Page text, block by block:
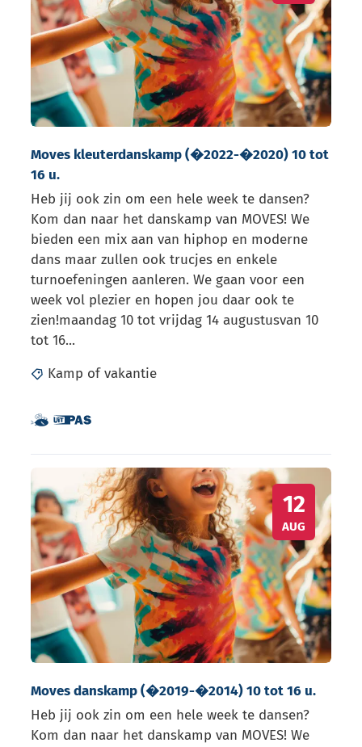
Moves kleuterdanskamp (�2022-�2020) 10 tot
16 u.
Heb jij ook zin om een hele week te dansen?
Kom dan naar het danskamp van MOVES! We
bieden een mix aan van hiphop en moderne
dans maar zullen ook trucjes en enkele
turnoefeningen aanleren. We gaan voor een
week vol plezier en hopen jou daar ook te
zien!maandag 10 tot vrijdag 14 augustusvan 10
tot 16...
Kamp of vakantie
Samen met kinderen eropuit!
WO
12
AUG
Moves danskamp (�2019-�2014) 10 tot 16 u.
Moves danskamp (�2019-�2014) 10 tot 16 u.
Heb jij ook zin om een hele week te dansen?
Kom dan naar het danskamp van MOVES! We